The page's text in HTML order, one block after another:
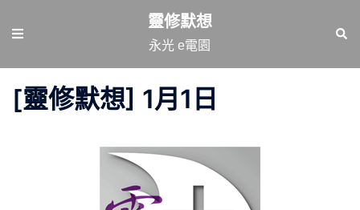
要
靈修默想
永光 e電園
[靈修默想] 1月1日